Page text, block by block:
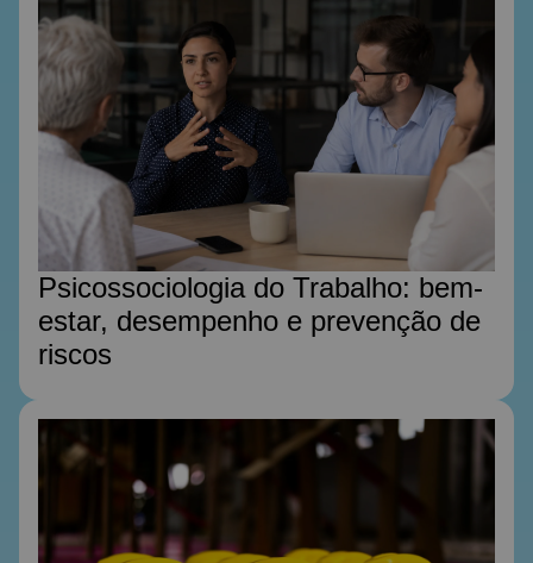
Psicossociologia do Trabalho: bem-
estar, desempenho e prevenção de
riscos